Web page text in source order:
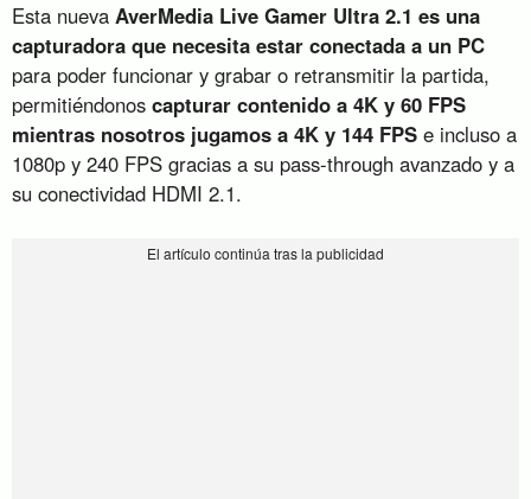
Esta nueva AverMedia Live Gamer Ultra 2.1 es una
capturadora que necesita estar conectada a un PC
para poder funcionar y grabar o retransmitir la partida,
permitiéndonoscapturar contenido a 4K y 60 FPS
mientras nosotros jugamos a 4K y 144 FPS e incluso a
1080p y 240 FPS gracias a su pass-through avanzado y a
su conectividad HDMI 2.1.